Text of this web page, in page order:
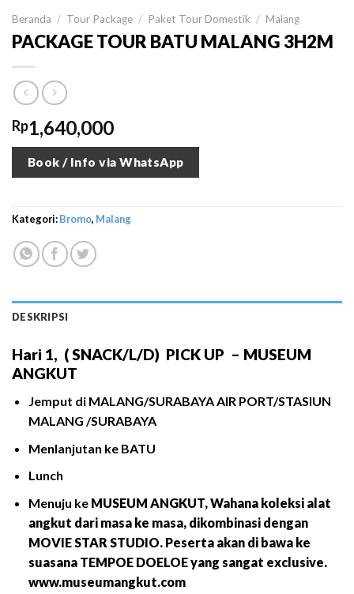
Beranda / Tour Package / Paket Tour Domestik / Malang
PACKAGE TOUR BATU MALANG 3H2M
Rp1,640,000
Book / Info via WhatsApp
Kategori:Bromo, Malang
DESKRIPSI
Hari 1, (SNACK/L/D) PICK UP – MUSEUM
ANGKUT
Jemput di MALANG/SURABAYA AIR PORT/STASIUN
MALANG /SURABAYA
Menlanjutan ke BATU
Lunch
Menuju ke MUSEUM ANGKUT, Wahana koleksi alat
angkut dari masa ke masa, dikombinasi dengan
MOVIE STAR STUDIO. Peserta akan di bawa ke
suasana TEMPOE DOELOE yang sangat exclusive.
www.museumangkut.com